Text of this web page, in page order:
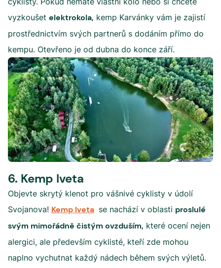
vyzkoušet elektrokola, kemp Karvánky vám je zajistí
prostřednictvím svých partnerů s dodáním přímo do
kempu. Otevřeno je od dubna do konce září.
6. Kemp Iveta
Objevte skrytý klenot pro vášnivé cyklisty v údolí
Svojanova! Kemp Iveta se nachází v oblasti proslulé
svým mimořádně čistým ovzduším, které ocení nejen
alergici, ale především cyklisté, kteří zde mohou
naplno vychutnat každý nádech během svých výletů.